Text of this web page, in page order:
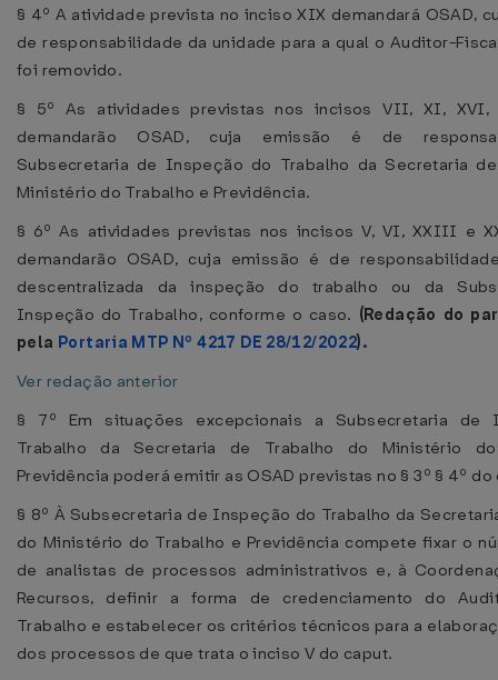
§ 4º A atividade prevista no inciso XIX demandará OSAD,
de responsabilidade da unidade para a qual o Auditor-
foi removido.
§ 5º As atividades previstas nos incisos VII, XI,
demandarão OSAD, cuja emissão é de
Subsecretaria de Inspeção do Trabalho da Secretaria
Ministério do Trabalho e Previdência.
§ 6º As atividades previstas nos incisos V, VI, XXIII e
demandarão OSAD, cuja emissão é de
descentralizada da inspeção do trabalho ou da
Inspeção do Trabalho, conforme o caso. (Redação do
pela Portaria MTP Nº 4217 DE 28/12/2022).
Ver redação anterior
§ 7º Em situações excepcionais a Subsecretaria de
Trabalho da Secretaria de Trabalho do Ministério
Previdência poderá emitir as OSAD previstas no § 3º § 4º do
§ 8º À Subsecretaria de Inspeção do Trabalho da
do Ministério do Trabalho e Previdência compete fixar o
de analistas de processos administrativos e, à
Recursos, definir a forma de credenciamento do
Trabalho e estabelecer os critérios técnicos para a
dos processos de que trata o inciso V do caput.